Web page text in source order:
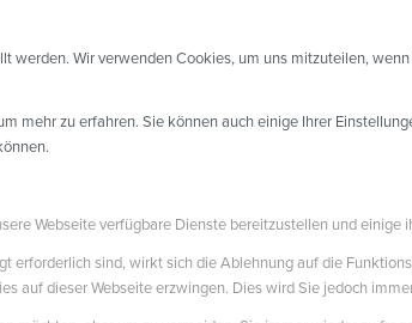
werden. Wir verwenden Cookies, um uns mitzuteilen,
mehr zu erfahren. Sie können auch einige Ihrer
Webseite verfügbare Dienste bereitzustellen und einige
erforderlich sind, wirkt sich die Ablehnung auf die
auf dieser Webseite erzwingen. Dies wird Sie jedoch